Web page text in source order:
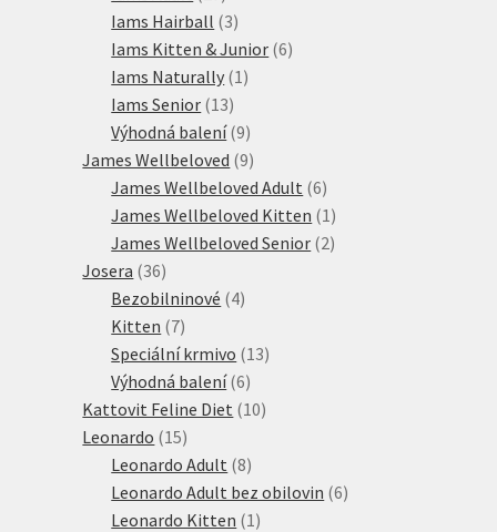
produktů
Iams Hairball 33
produkty
Iams Kitten & Junior 66
Iams Naturally 1 1
Iams Senior 1313
produktů
Výhodná balení 99
produktů
James Wellbeloved 99
produktů
James Wellbeloved Adult 66
produktů
James Wellbeloved Kitten 1 1
produkt
James Wellbeloved Senior 22
Josera 3636
produktů
Bezobilninové 44
Kitten 77
produktů
Speciální krmivo 1313
Výhodná balení 66
produktů
Kattovit Feline Diet 1010
Leonardo 1515
produktů
Leonardo Adult 88
produktů
Leonardo Adult bez obilovin 66
Leonardo Kitten 1 1